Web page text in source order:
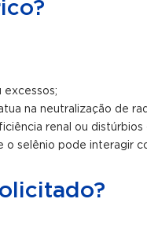
excessos;
na neutralização de
renal ou distúrbios
selênio pode interagir